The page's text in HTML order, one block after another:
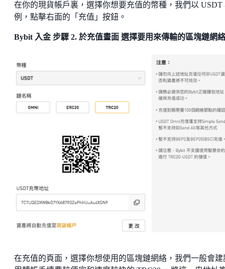
在你的現貨帳戶裏，選擇你想要充值的幣種，我們以 USDT
例，點擊右面的「充值」按鈕。
Bybit 入金 步驟 2. 於充值畫面 選擇要用來傳輸的區塊鏈網絡
在充值的頁面，選擇你想使用的區塊鏈網絡，我們一般會建